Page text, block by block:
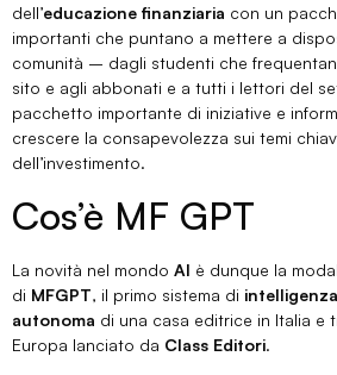
dell’educazione finanziaria con un
importanti che puntano a mettere a
comunità – dagli studenti che
sito e agli abbonati e a tutti i lettori del
pacchetto importante di iniziative e
crescere la consapevolezza sui temi
dell’investimento.
Cos’è MF GPT
La novità nel mondo AI è dunque la
di MFGPT, il primo sistema di
autonoma di una casa editrice in Italia e
Europa lanciato da Class Editori.